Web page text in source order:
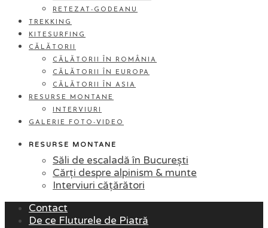
RETEZAT-GODEANU
TREKKING
KITESURFING
CĂLĂTORII
CĂLĂTORII ÎN ROMÂNIA
CĂLĂTORII ÎN EUROPA
CĂLĂTORII ÎN ASIA
RESURSE MONTANE
INTERVIURI
GALERIE FOTO-VIDEO
RESURSE MONTANE
Săli de escaladă în București
Cărți despre alpinism & munte
Interviuri cățărători
Contact
De ce Fluturele de Piatră